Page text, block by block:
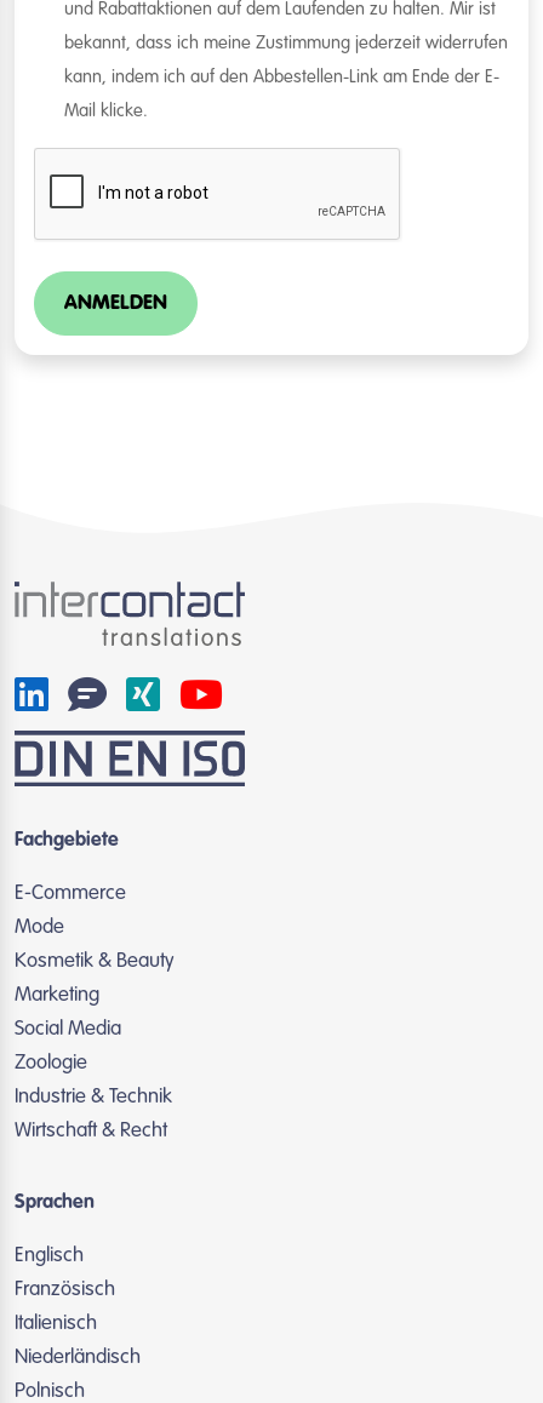
und Rabattaktionen auf dem Laufenden zu halten. Mir ist
bekannt, dass ich meine Zustimmung jederzeit widerrufen
kann, indem ich auf den Abbestellen-Link am Ende der E-
Mail klicke.
ANMELDEN
Fachgebiete
E-Commerce
Mode
Kosmetik & Beauty
Marketing
Social Media
Zoologie
Industrie & Technik
Wirtschaft & Recht
Sprachen
Englisch
Französisch
Italienisch
Niederländisch
Polnisch